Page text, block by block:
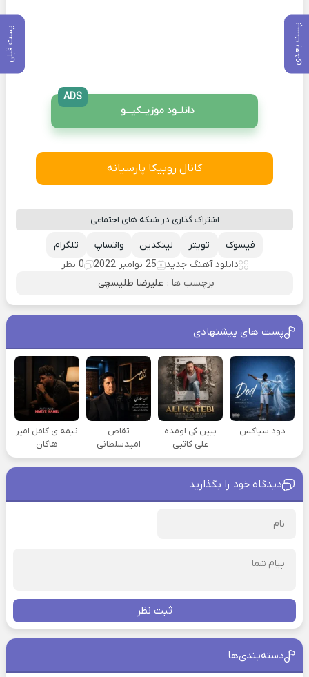
پست بعدی پست قبلی
دانلــود موزیــکیـــو
ADS
کانال روبیکا پارسیانه
اشتراک گذاری در شبکه های اجتماعی
تلگرام واتساپ لینکدین تویتر
فیسوک
دانلود آهنگ جدید
25 نوامبر 2022
0 نظر
برچسب ها : علیرضا طلیسچی
پست های پیشنهادی
دود سیاکس
ببین کی اومده
علی کاتبی
تقاص
امیدسلطانی
نیمه ی کامل امیر
هاکان
دیدگاه خود را بگذارید
ثبت نظر
دسته‌بندی‌ها